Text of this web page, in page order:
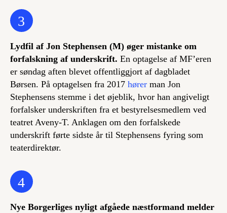
3
Lydfil af Jon Stephensen (M) øger mistanke om
forfalskning af underskrift. En optagelse af MF’eren
er søndag aften blevet offentliggjort af dagbladet
Børsen. På optagelsen fra 2017 hører man Jon
Stephensens stemme i det øjeblik, hvor han angiveligt
forfalsker underskriften fra et bestyrelsesmedlem ved
teatret Aveny-T. Anklagen om den forfalskede
underskrift førte sidste år til Stephensens fyring som
teaterdirektør.
4
Nye Borgerliges nyligt afgåede næstformand melder